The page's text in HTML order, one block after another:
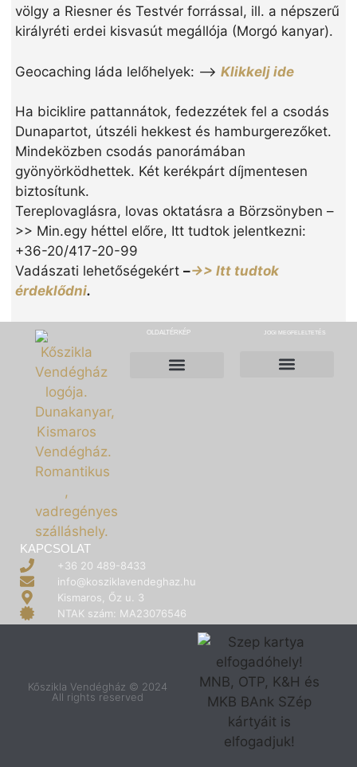
völgy a Riesner és Testvér forrással, ill. a népszerű
királyréti erdei kisvasút megállója (Morgó kanyar).
Geocaching láda lelőhelyek: –> Klikkelj ide
Ha biciklire pattannátok, fedezzétek fel a csodás
Dunapartot, útszéli hekkest és hamburgerezőket.
Mindeközben csodás panorámában
gyönyörködhettek. Két kerékpárt díjmentesen
biztosítunk.
Tereplovaglásra, lovas oktatásra a Börzsönyben –
>> Min.egy héttel előre, Itt tudtok jelentkezni:
+36-20/417-20-99
Vadászati lehetőségekért –->> Itt tudtok
érdeklődni.
OLDALTÉRKÉP JOGI MEGFELELTETÉS
KAPCSOLAT
+36 20 489-8433
info@kosziklavendeghaz.hu
Kismaros, Őz u. 3
NTAK szám: MA23076546
Kőszikla Vendégház © 2024
All rights reserved